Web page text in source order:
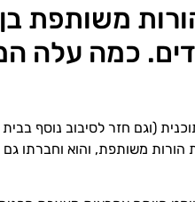
משותפת
כמה עלה
(וגם חזר לסיבוב נוסף
הורות משותפת, והוא וחברתו